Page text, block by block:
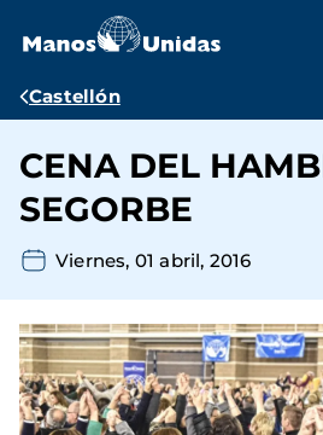
contenido
Ruta
navegación
Castellón
CENA DEL
SEGORBE
Viernes, 01 abril, 2016